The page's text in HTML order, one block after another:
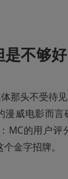
是不够好
那头不受待
威电影而
MC的用户
金字招牌。